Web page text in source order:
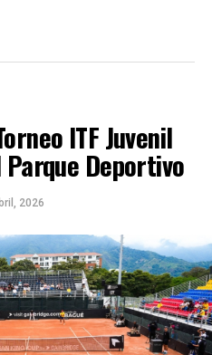
ITF Juvenil
Parque Deportivo
2026